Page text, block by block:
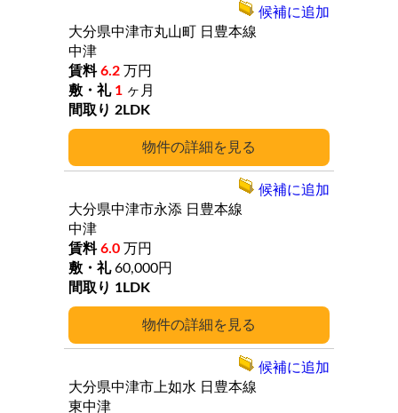
詳細
大分県中津市丸山町
日豊本線
中津
6.2 万円
1 ヶ月
2LDK
候補に追加
詳細
大分県中津市永添 日豊本線
中津
6.0 万円
60,000円
1LDK
候補に追加
大分県中津市上如水 日豊本線
東中津
候補に追加